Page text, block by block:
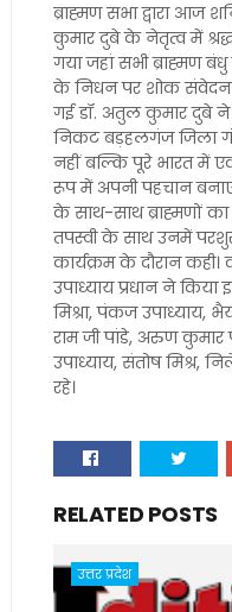
ब्राह्मण सभा द्वारा आज
कुमार दुबे के नेतृत्व में
गया जहां सभी ब्राह्मण बंधु
के निधन पर शोक संवेदना
गई डॉ. अतुल कुमार दुबे ने
निकट बड़हलगंज जिला
नहीं बल्कि पूरे भारत में
रूप में अपनी पहचान
के साथ-साथ ब्राह्मणों का
तपस्वी के साथ उनमें
कार्यक्रम के दौरान
उपाध्याय प्रधान ने
मिश्रा, पंकज उपाध्याय,
राम जी पांडे, अरुण कुमार
उपाध्याय, संतोष मिश्र,
रहे।
RELATED POSTS
उत्तर प्रदेश